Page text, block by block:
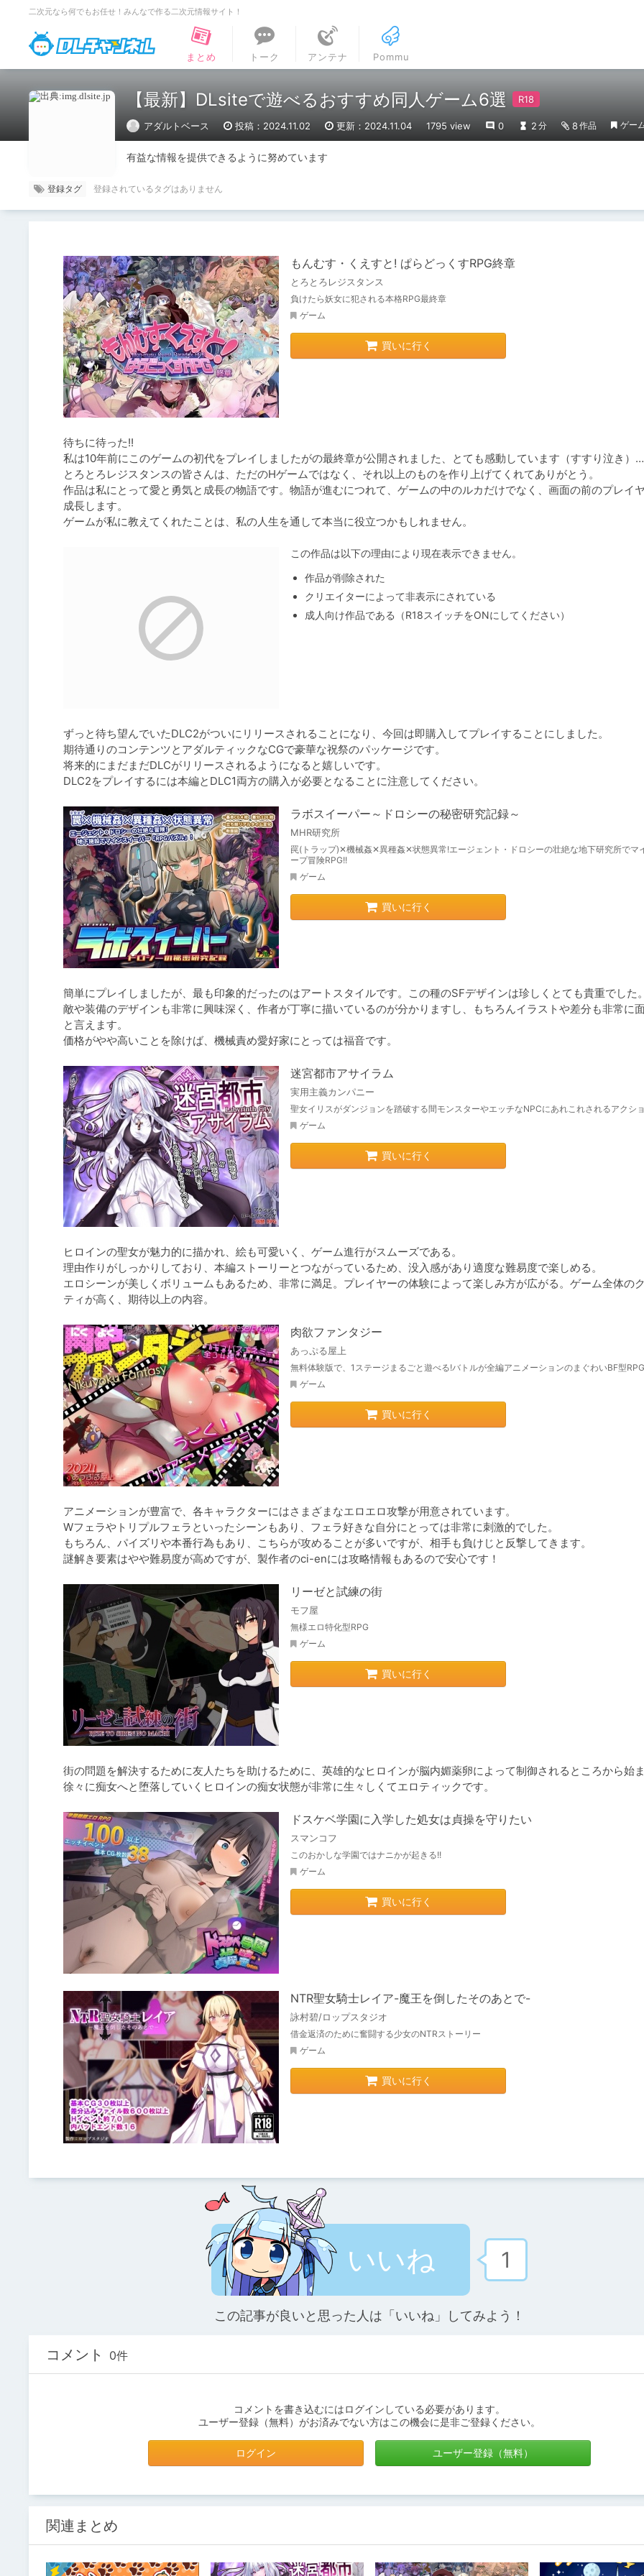
二次元なら何でもお任せ！みんなで作る二次元情報サイト！
DLチャンネル
まとめ
トーク アンテナ Pommu
【最新】DLsiteで遊べるおすすめ同人ゲーム6選
アダルトベース 投稿：2024.11.02 更新：2024.11.04 1795 view 0 2 分 8作品 ゲー
有益な情報を提供できるように努めています
登録タグ
もんむす・くえすと! ぱらどっくすRPG終章
とろとろレジスタンス
負けたら妖女に犯される本格RPG最終章
ゲーム
買いに行く
待ちに待った!!
私は10年前にこのゲームの初代をプレイしましたがの最終章が公開されました、とても感動しています（すすり泣き）…
とろとろレジスタンスの皆さんは、ただのHゲームではなく、それ以上のものを作り上げてくれてありがとう。
作品は私にとって愛と勇気と成長の物語です。物語が進むにつれて、ゲームの中のルカだけでなく、画面の前のプレイ
成長します。
ゲームが私に教えてくれたことは、私の人生を通して本当に役立つかもしれません。
この作品は以下の理由により現在表示できません。
作品が削除された
クリエイターによって非表示にされている
成人向け作品である（R18スイッチをONにしてください）
ずっと待ち望んでいたDLC2がついにリリースされることになり、今回は即購入してプレイすることにしました。
期待通りのコンテンツとアダルティックなCGで豪華な祝祭のパッケージです。
将来的にまだまだDLCがリリースされるようになると嬉しいです。
DLC2をプレイするには本編とDLC1両方の購入が必要となることに注意してください。
ラボスイーパー～ドロシーの秘密研究記録～
MHR研究所
罠(トラップ)✕機械姦✕異種姦✕状態異常!エージェント・ドロシーの壮絶な地下研究所でマ
ープ冒険RPG!!
ゲーム
買いに行く
簡単にプレイしましたが、最も印象的だったのはアートスタイルです。この種のSFデザインは珍しくとても貴重でした
敵や装備のデザインも非常に興味深く、作者が丁寧に描いているのが分かりますし、もちろんイラストや差分も非常に
と言えます。
価格がやや高いことを除けば、機械責め愛好家にとっては福音です。
迷宮都市アサイラム
実用主義カンパニー
聖女イリスがダンジョンを踏破する間モンスターやエッチなNPCにあれこれされるアクシ
ゲーム
買いに行く
ヒロインの聖女が魅力的に描かれ、絵も可愛いく、ゲーム進行がスムーズである。
理由作りがしっかりしており、本編ストーリーとつながっているため、没入感があり適度な難易度で楽しめる。
エロシーンが美しくボリュームもあるため、非常に満足。プレイヤーの体験によって楽しみ方が広がる。ゲーム全体の
ティが高く、期待以上の内容。
肉欲ファンタジー
あっぷる屋上
無料体験版で、1ステージまるごと遊べる!バトルが全編アニメーションのまぐわいBF型
ゲーム
買いに行く
アニメーションが豊富で、各キャラクターにはさまざまなエロエロ攻撃が用意されています。
Wフェラやトリプルフェラといったシーンもあり、フェラ好きな自分にとっては非常に刺激的でした。
もちろん、パイズリや本番行為もあり、こちらが攻めることが多いですが、相手も負けじと反撃してきます。
謎解き要素はやや難易度が高めですが、製作者のci-enには攻略情報もあるので安心です！
リーゼと試練の街
モフ屋
無様エロ特化型RPG
ゲーム
買いに行く
街の問題を解決するために友人たちを助けるために、英雄的なヒロインが脳内媚薬卵によって制御されるところから始
徐々に痴女へと堕落していくヒロインの痴女状態が非常に生々しくてエロティックです。
ドスケベ学園に入学した処女は貞操を守りたい
スマンコフ
このおかしな学園ではナニかが起きる!!
ゲーム
買いに行く
NTR聖女騎士レイア-魔王を倒したそのあとで-
詠村碧/ロップスタジオ
借金返済のために奮闘する少女のNTRストーリー
ゲーム
買いに行く
いいね 1
この記事が良いと思った人は「いいね」してみよう！
コメント 0件
コメントを書き込むにはログインしている必要があります。
ユーザー登録（無料）がお済みでない方はこの機会に是非ご登録ください。
ログイン ユーザー登録（無料）
関連まとめ